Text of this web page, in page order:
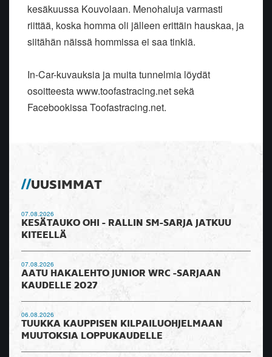
kesäkuussa Kouvolaan. Menohaluja varmasti
riittää, koska homma oli jälleen erittäin hauskaa, ja
siitähän näissä hommissa ei saa tinkiä.
In-Car-kuvauksia ja muita tunnelmia löydät
osoitteesta www.toofastracing.net sekä
Facebookissa Toofastracing.net.
UUSIMMAT
07.08.2026
KESÄTAUKO OHI - RALLIN SM-SARJA JATKUU
KITEELLÄ
07.08.2026
AATU HAKALEHTO JUNIOR WRC -SARJAAN
KAUDELLE 2027
06.08.2026
TUUKKA KAUPPISEN KILPAILUOHJELMAAN
MUUTOKSIA LOPPUKAUDELLE